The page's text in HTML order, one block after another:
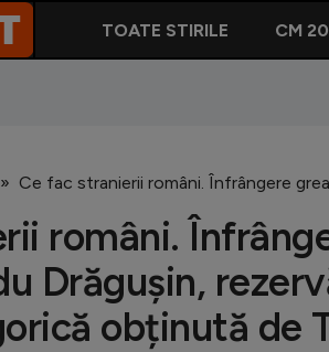
TOATE STIRILE CM
Ce fac stranierii români. Înfrângere
români.
Drăgușin,
obținută de